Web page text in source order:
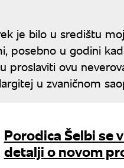
je bilo u središtu
posebno u godini
proslaviti ovu
u zvaničnom
Porodica Šelbi se
detalji o novom